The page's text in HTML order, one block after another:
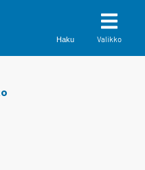
Haku Valikko